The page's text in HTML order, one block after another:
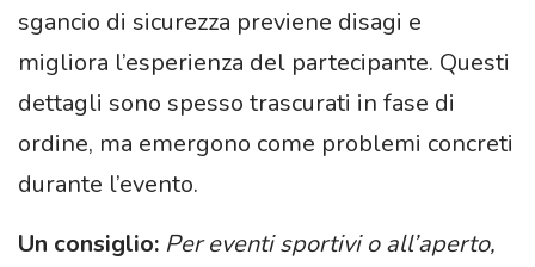
sgancio di sicurezza previene disagi e
migliora l’esperienza del partecipante. Questi
dettagli sono spesso trascurati in fase di
ordine, ma emergono come problemi concreti
durante l’evento.
Un consiglio: Per eventi sportivi o all’aperto,